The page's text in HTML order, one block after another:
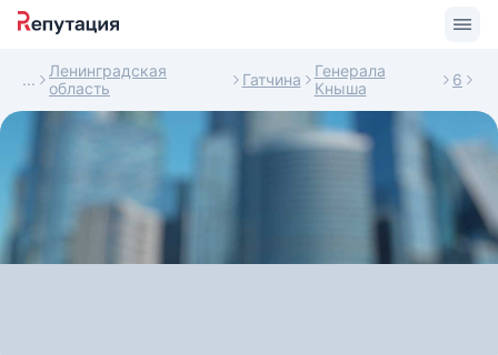
Ленинградская
область
Гатчина
Генерала
Кныша
6